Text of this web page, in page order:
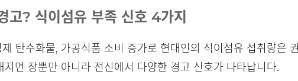
고? 식이섬유 부족 신호 4가지
탄수화물, 가공식품 소비 증가로 현대인의 식이섬유 섭취량은
지면 장뿐만 아니라 전신에서 다양한 경고 신호가 나타납니다.